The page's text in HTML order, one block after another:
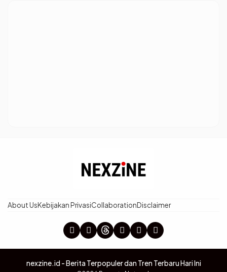
About UsKebijakan PrivasiCollaborationDisclaimer
nexzine.id - Berita Terpopuler dan Tren Terbaru Hari Ini